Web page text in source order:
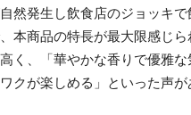
然発生し飲食店のジョッキ
本商品の特長が最大限感じ
く、「華やかな香りで優雅
クが楽しめる」といった声が